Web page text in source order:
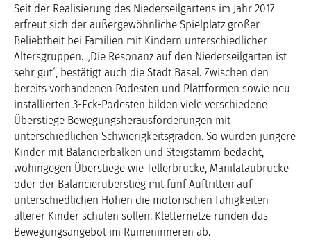
Seit der Realisierung des Niederseilgartens im Jahr 2017
erfreut sich der außergewöhnliche Spielplatz großer
Beliebtheit bei Familien mit Kindern unterschiedlicher
Altersgruppen. „Die Resonanz auf den Niederseilgarten ist
sehr gut“, bestätigt auch die Stadt Basel. Zwischen den
bereits vorhandenen Podesten und Plattformen sowie neu
installierten 3-Eck-Podesten bilden viele verschiedene
Überstiege Bewegungsherausforderungen mit
unterschiedlichen Schwierigkeitsgraden. So wurden jüngere
Kinder mit Balancierbalken und Steigstamm bedacht,
wohingegen Überstiege wie Tellerbrücke, Manilataubrücke
oder der Balancierüberstieg mit fünf Auftritten auf
unterschiedlichen Höhen die motorischen Fähigkeiten
älterer Kinder schulen sollen. Kletternetze runden das
Bewegungsangebot im Ruineninneren ab.